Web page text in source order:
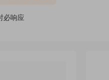
必响应